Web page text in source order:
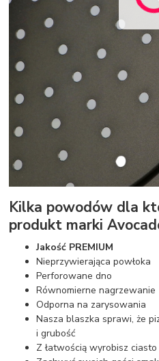
Kilka powodów dla
produkt marki
Jakość PREMIUM
Nieprzywierająca powłoka
Perforowane dno
Równomierne nagrzewanie
Odporna na zarysowania
Nasza blaszka sprawi, że
i grubość
Z łatwością wyrobisz